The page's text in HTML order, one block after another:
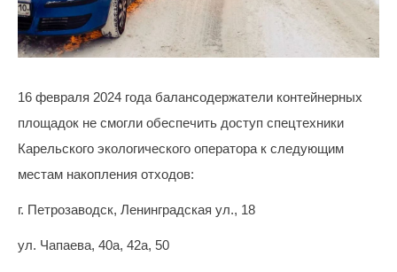
и
оплаты
за
услугу
по
обращению
с
юридических
16 февраля 2024 года балансодержатели контейнерных
площадок не смогли обеспечить доступ спецтехники
Карельского экологического оператора к следующим
местам накопления отходов:
г. Петрозаводск, Ленинградская ул., 18
ул. Чапаева, 40а, 42а, 50